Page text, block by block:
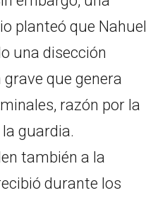
planteó que Nahuel
una disección
que genera
razón por la
guardia.
también a la
durante los